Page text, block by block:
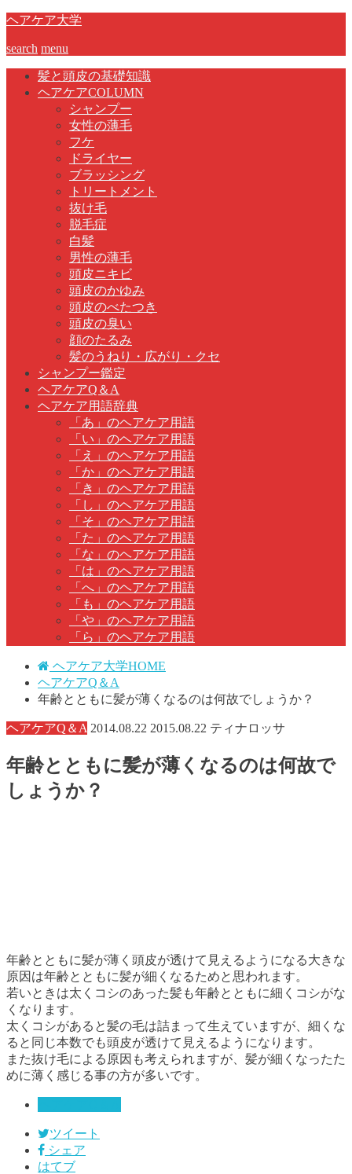
ヘアケア大学
search menu
髪と頭皮の基礎知識
ヘアケアCOLUMN
シャンプー
女性の薄毛
フケ
ドライヤー
ブラッシング
トリートメント
抜け毛
脱毛症
白髪
男性の薄毛
頭皮ニキビ
頭皮のかゆみ
頭皮のべたつき
頭皮の臭い
顔のたるみ
髪のうねり・広がり・クセ
シャンプー鑑定
ヘアケアQ＆A
ヘアケア用語辞典
「あ」のヘアケア用語
「い」のヘアケア用語
「え」のヘアケア用語
「か」のヘアケア用語
「き」のヘアケア用語
「し」のヘアケア用語
「そ」のヘアケア用語
「た」のヘアケア用語
「な」のヘアケア用語
「は」のヘアケア用語
「へ」のヘアケア用語
「も」のヘアケア用語
「や」のヘアケア用語
「ら」のヘアケア用語
ヘアケア大学HOME
ヘアケアQ＆A
年齢とともに髪が薄くなるのは何故でしょうか？
ヘアケアQ＆A 2014.08.22 2015.08.22 ティナロッサ
年齢とともに髪が薄くなるのは何故で
しょうか？
年齢とともに髪が薄く頭皮が透けて見えるようになる大きな
原因は年齢とともに髪が細くなるためと思われます。
若いときは太くコシのあった髪も年齢とともに細くコシがな
くなります。
太くコシがあると髪の毛は詰まって生えていますが、細くな
ると同じ本数でも頭皮が透けて見えるようになります。
また抜け毛による原因も考えられますが、髪が細くなったた
めに薄く感じる事の方が多いです。
ツイート
シェア
はてブ